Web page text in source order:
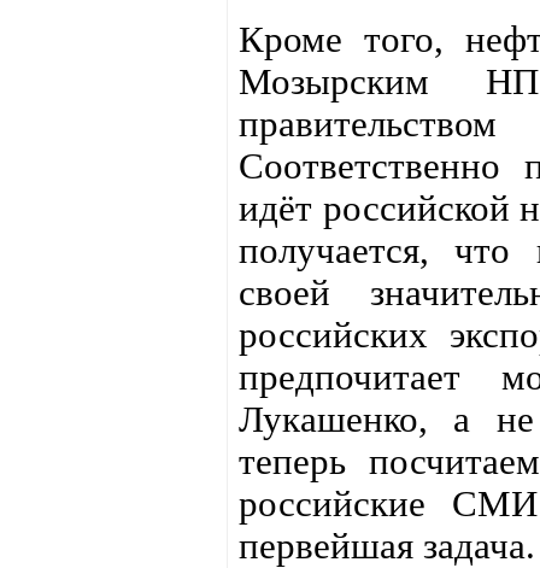
Кроме того,
Мозырским
идёт российской
получается,
своей
российских
предпочитает
Лукашенко, а
теперь
российские
первейшая задача.